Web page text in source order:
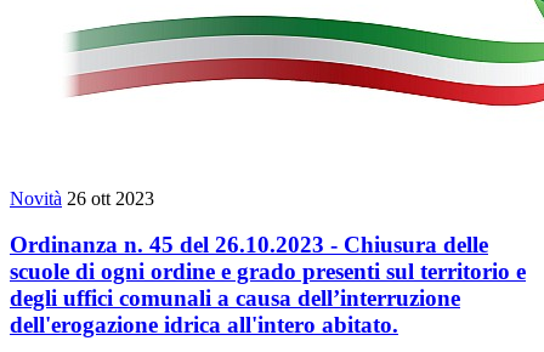
Novità 26 ott 2023
Ordinanza n. 45 del 26.10.2023 - Chiusura delle
scuole di ogni ordine e grado presenti sul territorio e
degli uffici comunali a causa dell’interruzione
dell'erogazione idrica all'intero abitato.